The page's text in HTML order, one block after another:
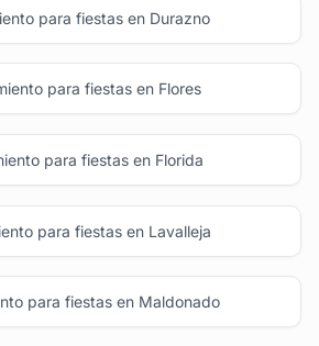
para fiestas en Durazno
para fiestas en Flores
para fiestas en Florida
para fiestas en Lavalleja
para fiestas en Maldonado